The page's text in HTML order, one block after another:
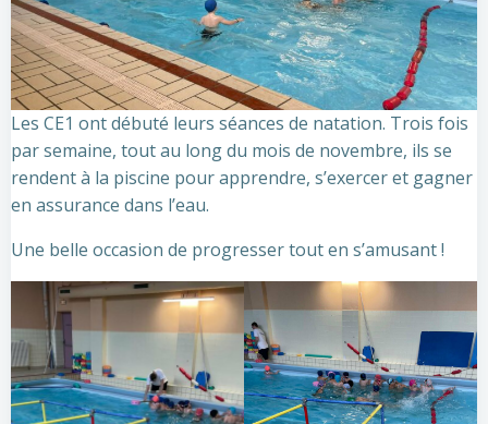
Les CE1 ont débuté leurs séances de natation. Trois fois
par semaine, tout au long du mois de novembre, ils se
rendent à la piscine pour apprendre, s’exercer et gagner
en assurance dans l’eau.
Une belle occasion de progresser tout en s’amusant !